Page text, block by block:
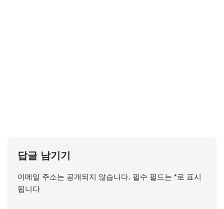
답글 남기기
이메일 주소는 공개되지 않습니다. 필수 필드는 *로 표시
됩니다